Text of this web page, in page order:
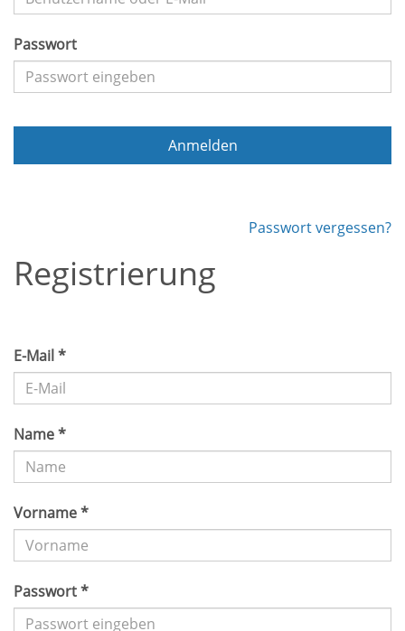
Passwort
Anmelden
Passwort vergessen?
Registrierung
E-Mail *
Name *
Vorname *
Passwort *